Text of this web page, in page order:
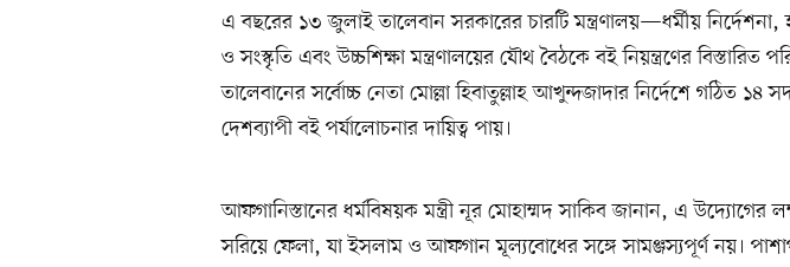
এ বছরের ১৩ জুলাই তালেবান সরকারের চারটি মন্ত্রণালয়—ধর্মীয়
ও সংস্কৃতি এবং উচ্চশিক্ষা মন্ত্রণালয়ের যৌথ বৈঠকে বই নিয়ন্ত্রণের বিস্তারিত
তালেবানের সর্বোচ্চ নেতা মোল্লা হিবাতুল্লাহ আখুন্দজাদার নির্দেশে গঠিত ১৪
দেশব্যাপী বই পর্যালোচনার দায়িত্ব পায়।
আফগানিস্তানের ধর্মবিষয়ক মন্ত্রী নূর মোহাম্মদ সাকিব জানান, এ
সরিয়ে ফেলা, যা ইসলাম ও আফগান মূল্যবোধের সঙ্গে সামঞ্জস্যপূর্ণ নয়।